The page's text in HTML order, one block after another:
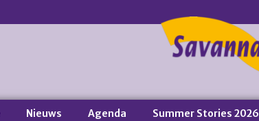
Nieuws Agenda Summer Stories 2026